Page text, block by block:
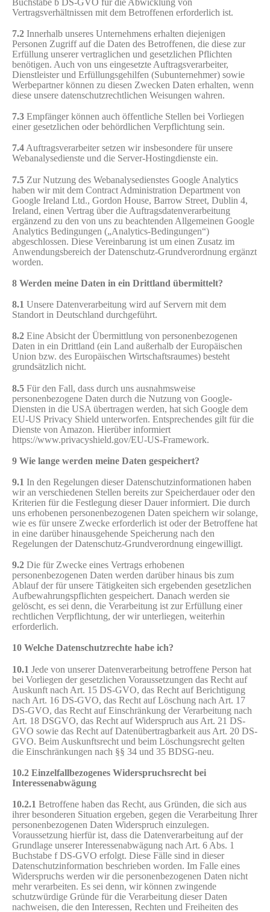
Vertragsverhältnissen mit dem Betroffenen erforderlich ist.
7.2 Innerhalb unseres Unternehmens erhalten diejenigen
Personen Zugriff auf die Daten des Betroffenen, die diese zur
Erfüllung unserer vertraglichen und gesetzlichen Pflichten
benötigen. Auch von uns eingesetzte Auftragsverarbeiter,
Dienstleister und Erfüllungsgehilfen (Subunternehmer) sowie
Werbepartner können zu diesen Zwecken Daten erhalten, wenn
diese unsere datenschutzrechtlichen Weisungen wahren.
7.3 Empfänger können auch öffentliche Stellen bei Vorliegen
einer gesetzlichen oder behördlichen Verpflichtung sein.
7.4 Auftragsverarbeiter setzen wir insbesondere für unsere
Webanalysedienste und die Server-Hostingdienste ein.
7.5 Zur Nutzung des Webanalysedienstes Google Analytics
haben wir mit dem Contract Administration Department von
Google Ireland Ltd., Gordon House, Barrow Street, Dublin 4,
Ireland, einen Vertrag über die Auftragsdatenverarbeitung
ergänzend zu den von uns zu beachtenden Allgemeinen Google
Analytics Bedingungen („Analytics-Bedingungen“)
abgeschlossen. Diese Vereinbarung ist um einen Zusatz im
Anwendungsbereich der Datenschutz-Grundverordnung ergänzt
worden.
8 Werden meine Daten in ein Drittland übermittelt?
8.1 Unsere Datenverarbeitung wird auf Servern mit dem
Standort in Deutschland durchgeführt.
8.2 Eine Absicht der Übermittlung von personenbezogenen
Daten in ein Drittland (ein Land außerhalb der Europäischen
Union bzw. des Europäischen Wirtschaftsraumes) besteht
grundsätzlich nicht.
8.5 Für den Fall, dass durch uns ausnahmsweise
personenbezogene Daten durch die Nutzung von Google-
Diensten in die USA übertragen werden, hat sich Google dem
EU-US Privacy Shield unterworfen. Entsprechendes gilt für die
Dienste von Amazon. Hierüber informiert
https://www.privacyshield.gov/EU-US-Framework.
9 Wie lange werden meine Daten gespeichert?
9.1 In den Regelungen dieser Datenschutzinformationen haben
wir an verschiedenen Stellen bereits zur Speicherdauer oder den
Kriterien für die Festlegung dieser Dauer informiert. Die durch
uns erhobenen personenbezogenen Daten speichern wir solange,
wie es für unsere Zwecke erforderlich ist oder der Betroffene hat
in eine darüber hinausgehende Speicherung nach den
Regelungen der Datenschutz-Grundverordnung eingewilligt.
9.2 Die für Zwecke eines Vertrags erhobenen
personenbezogenen Daten werden darüber hinaus bis zum
Ablauf der für unsere Tätigkeiten sich ergebenden gesetzlichen
Aufbewahrungspflichten gespeichert. Danach werden sie
gelöscht, es sei denn, die Verarbeitung ist zur Erfüllung einer
rechtlichen Verpflichtung, der wir unterliegen, weiterhin
erforderlich.
10 Welche Datenschutzrechte habe ich?
10.1 Jede von unserer Datenverarbeitung betroffene Person hat
bei Vorliegen der gesetzlichen Voraussetzungen das Recht auf
Auskunft nach Art. 15 DS-GVO, das Recht auf Berichtigung
nach Art. 16 DS-GVO, das Recht auf Löschung nach Art. 17
DS-GVO, das Recht auf Einschränkung der Verarbeitung nach
Art. 18 DSGVO, das Recht auf Widerspruch aus Art. 21 DS-
GVO sowie das Recht auf Datenübertragbarkeit aus Art. 20 DS-
GVO. Beim Auskunftsrecht und beim Löschungsrecht gelten
die Einschränkungen nach §§ 34 und 35 BDSG-neu.
10.2 Einzelfallbezogenes Widerspruchsrecht bei
Interessenabwägung
10.2.1 Betroffene haben das Recht, aus Gründen, die sich aus
ihrer besonderen Situation ergeben, gegen die Verarbeitung Ihrer
personenbezogenen Daten Widerspruch einzulegen.
Voraussetzung hierfür ist, dass die Datenverarbeitung auf der
Grundlage unserer Interessenabwägung nach Art. 6 Abs. 1
Buchstabe f DS-GVO erfolgt. Diese Fälle sind in dieser
Datenschutzinformation beschrieben worden. Im Falle eines
Widerspruchs werden wir die personenbezogenen Daten nicht
mehr verarbeiten. Es sei denn, wir können zwingende
schutzwürdige Gründe für die Verarbeitung dieser Daten
nachweisen, die den Interessen, Rechten und Freiheiten des